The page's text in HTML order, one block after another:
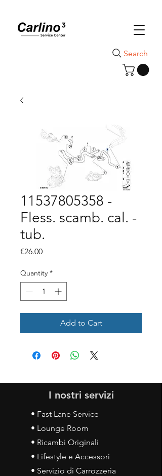
Search
11537805358 -
Fless. scamb. cal. -
tub.
€26.00Price
Quantity *
Add to Cart
I nostri servizi
• Fast Lane Service
• Lounge Room
• Ricambi Originali
• Lifestyle e Accessori
• Servizio di Carrozzeria